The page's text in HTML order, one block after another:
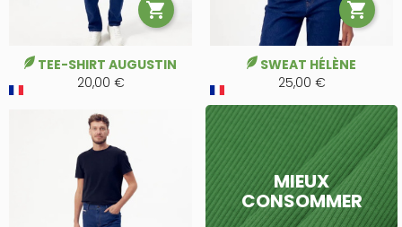

TEE-SHIRT AUGUSTIN
20,00 €

SWEAT HÉLÈNE
25,00 €
MIEUX
CONSOMMER